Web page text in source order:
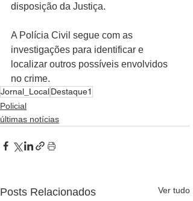
disposição da Justiça.
A Polícia Civil segue com as
investigações para identificar e
localizar outros possíveis envolvidos
no crime.
Jornal_LocalDestaque1
Policial
últimas notícias
Posts Relacionados Ver tudo